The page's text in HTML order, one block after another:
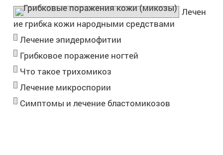
Лечен
ие грибка кожи народными средствами
Лечение эпидермофитии
Грибковое поражение ногтей
Что такое трихомикоз
Лечение микроспории
Симптомы и лечение бластомикозов